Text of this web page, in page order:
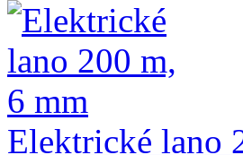
Elektrické lano